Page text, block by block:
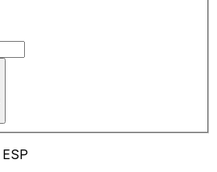
ESP